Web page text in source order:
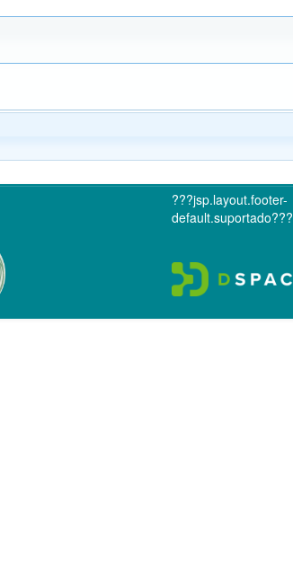
???jsp.layout.footer-
default.suportado???